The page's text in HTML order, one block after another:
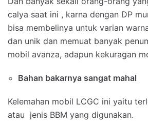
calya saat ini , karna dengan DP
bisa membelinya untuk varian
dan unik dan memuat banyak
mobil avanza, adapun kekuragan
Bahan bakarnya sangat mahal
Kelemahan mobil LCGC ini yaitu
atau jenis BBM yang digunakan.